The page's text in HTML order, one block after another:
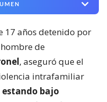
17 años detenido por
de
, aseguró que el
intrafamiliar
estando bajo